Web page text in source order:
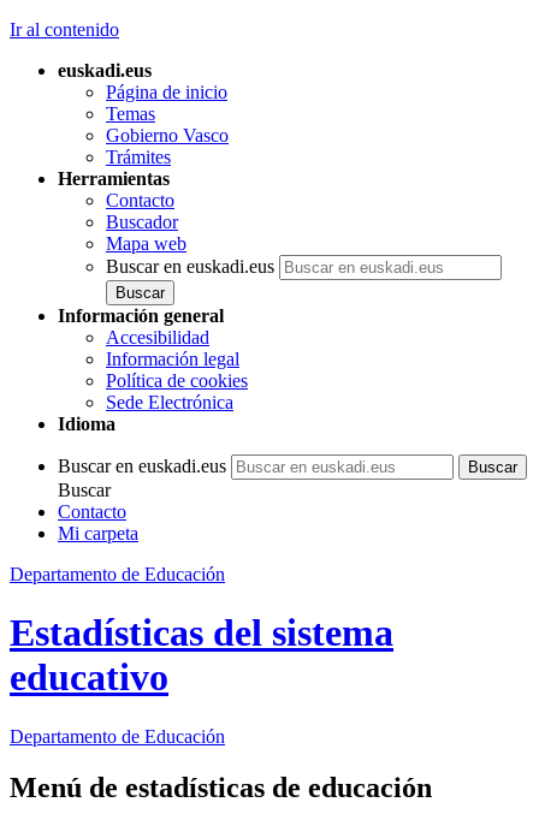
Ir al contenido
euskadi.eus
Página de inicio
Temas
Gobierno Vasco
Trámites
Herramientas
Contacto
Buscador
Mapa web
Buscar en euskadi.eus
Información general
Accesibilidad
Información legal
Política de cookies
Sede Electrónica
Idioma
Buscar en euskadi.eus
Buscar
Contacto
Mi carpeta
Departamento de Educación
Estadísticas del sistema
educativo
Departamento de Educación
Menú de estadísticas de educación